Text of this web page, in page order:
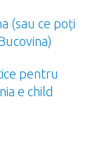
(sau ce poți
pentru
e child